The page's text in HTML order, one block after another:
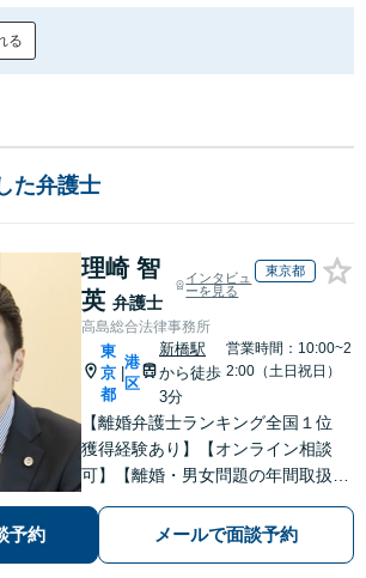
る
た弁護士
理崎 智
英 弁護士
インタビュ
ーを見る
東京都
高島総合法律事務所
東
京
都
港
区
新橋駅
から徒歩
3分
営業時間：10:00~2
2:00（土日祝日）
【離婚弁護士ランキング全国１位
獲得経験あり】【オンライン相談
可】【離婚・男女問題の年間取扱件
き寝入りしたくないという方は是非
ご相談ください。
予約 メールで面談予約